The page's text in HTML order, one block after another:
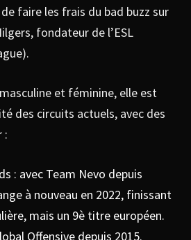
faire les frais du bad buzz sur
fondateur de l’ESL
et féminine, elle est
des circuits actuels, avec des
:
: avec Team Nevo depuis
à nouveau en 2022, finissant
mais un 9è titre européen.
Offensive depuis 2015.